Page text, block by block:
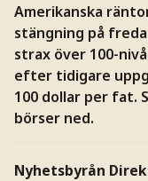
Amerikanska
stängning på
strax över 100-
efter tidigare
100 dollar per fat.
börser ned.
Nyhetsbyrån